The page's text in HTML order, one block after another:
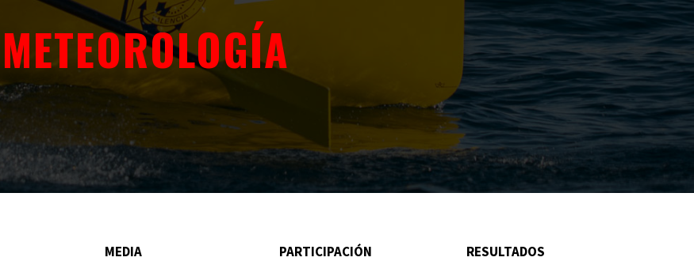
MEDIA PARTICIPACIÓN RESULTADOS